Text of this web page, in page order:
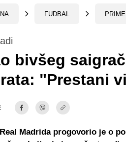
FUDBAL
bivšeg
"Prestani
Madrida progovorio je o